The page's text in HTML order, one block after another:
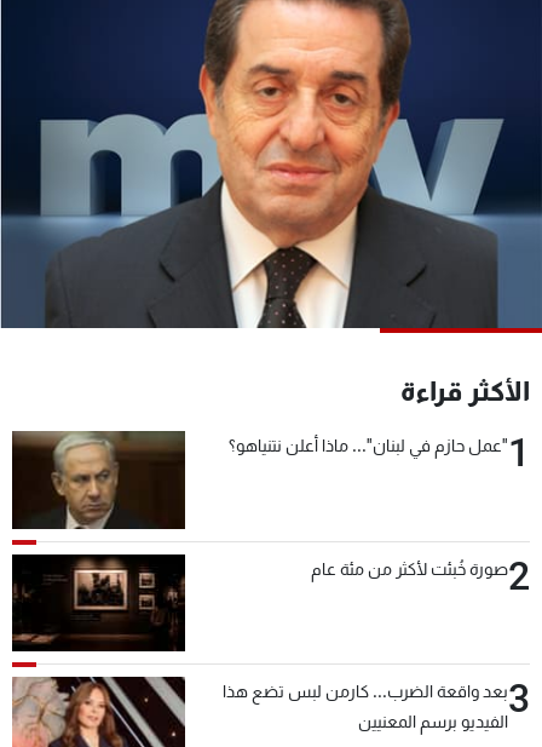
الأكثر قراءة
1"عمل حازم في لبنان"... ماذا أعلن نتنياهو؟
2صورة خُبئت لأكثر من مئة عام
3بعد واقعة الضرب... كارمن لبس تضع هذا
الفيديو برسم المعنيين
البرامج
جدول البرامج
شاهد البرامج
الترددات
الإنـتـاج
وظائف
تواصل معنا